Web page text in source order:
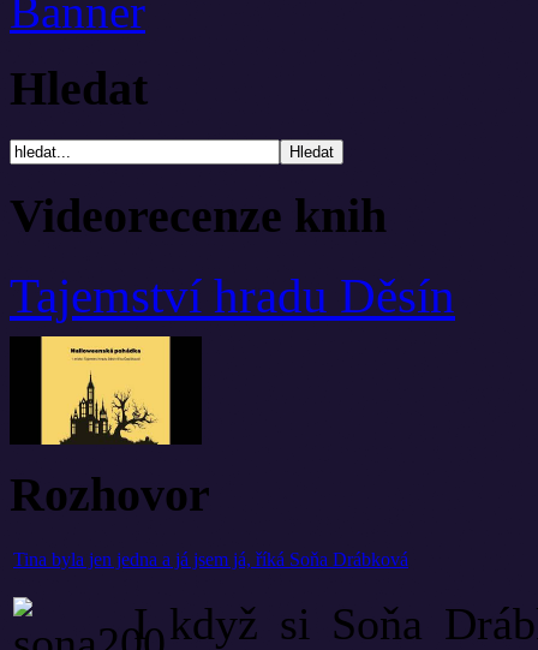
Hledat
Videorecenze knih
Tajemství hradu Děsín
Rozhovor
Tina byla jen jedna a já jsem já, říká Soňa Drábková
I když si Soňa